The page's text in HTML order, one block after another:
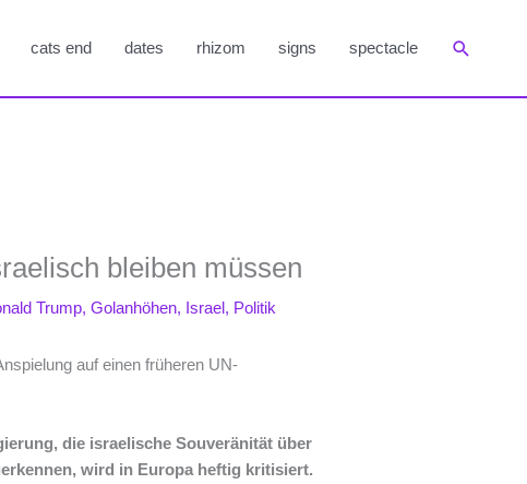
cats end dates rhizom signs spectacle Suchen
bleiben müssen
Trump,Golanhöhen, Israel, Politik
die israelische Souveränität über
wird in Europa heftig kritisiert.